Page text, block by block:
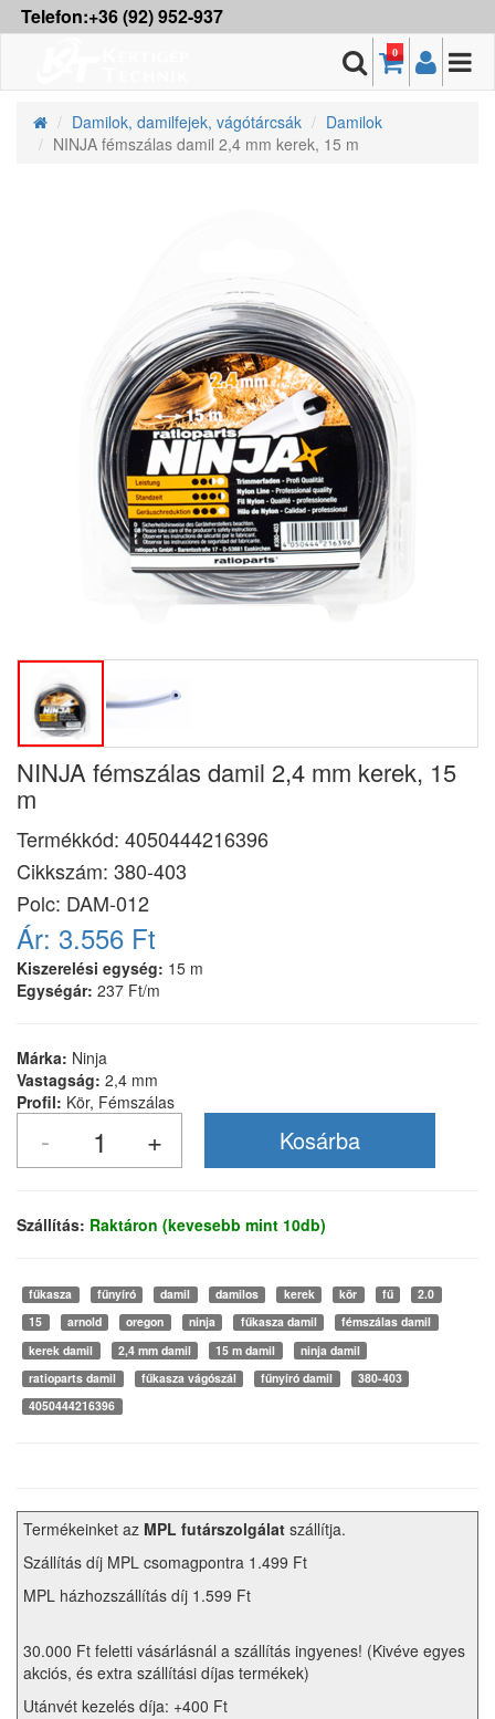
Telefon:+36 (92) 952-937
0
Damilok, damilfejek, vágótárcsák
Damilok
NINJA fémszálas damil 2,4 mm kerek, 15 m
NINJA fémszálas damil 2,4 mm kerek, 15
m
Termékkód: 4050444216396
Cikkszám: 380-403
Polc: DAM-012
Ár: 3.556 Ft
Kiszerelési egység: 15 m
Egységár: 237 Ft/m
Márka: Ninja
Vastagság: 2,4 mm
Profil: Kör, Fémszálas
Szállítás: Raktáron (kevesebb mint 10db)
fűkasza fűnyíró damil damilos kerek kör fű
2.0
15
arnold oregon ninja fűkasza damil
fémszálas damil
kerek damil
2,4 mm damil 15 m damil
ninja damil
ratioparts damil
fűkasza vágószál fűnyíró damil
380-403
4050444216396
Termékeinket az MPL futárszolgálat szállítja.
Szállítás díj MPL csomagpontra 1.499 Ft
MPL házhozszállítás díj 1.599 Ft
30.000 Ft feletti vásárlásnál a szállítás ingyenes! (Kivéve egyes
akciós, és extra szállítási díjas termékek)
Utánvét kezelés díja: +400 Ft